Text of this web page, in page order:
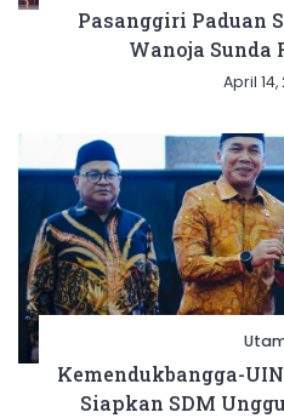
Pasanggiri Paduan
Wanoja Sunda
April
Kemendukbangga-
Siapkan SDM